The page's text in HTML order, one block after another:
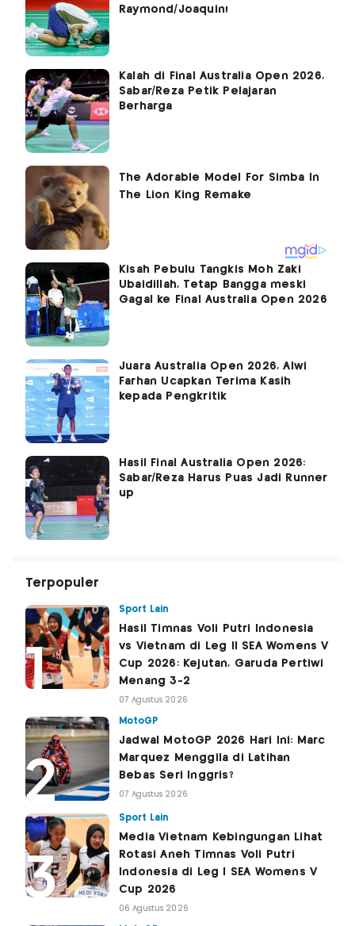
Raymond/Joaquin!
Kalah di Final Australia Open 2026,
Sabar/Reza Petik Pelajaran
Berharga
Kisah Pebulu Tangkis Moh Zaki
Ubaidillah, Tetap Bangga meski
Gagal ke Final Australia Open 2026
Juara Australia Open 2026, Alwi
Farhan Ucapkan Terima Kasih
kepada Pengkritik
Hasil Final Australia Open 2026:
Sabar/Reza Harus Puas Jadi Runner
up
Terpopuler
Sport Lain
Hasil Timnas Voli Putri Indonesia
vs Vietnam di Leg II SEA Womens V
Cup 2026: Kejutan, Garuda Pertiwi
Menang 3-2
07 Agustus 2026
MotoGP
Jadwal MotoGP 2026 Hari Ini: Marc
Marquez Menggila di Latihan
Bebas Seri Inggris?
07 Agustus 2026
Sport Lain
Media Vietnam Kebingungan Lihat
Rotasi Aneh Timnas Voli Putri
Indonesia di Leg I SEA Womens V
Cup 2026
06 Agustus 2026